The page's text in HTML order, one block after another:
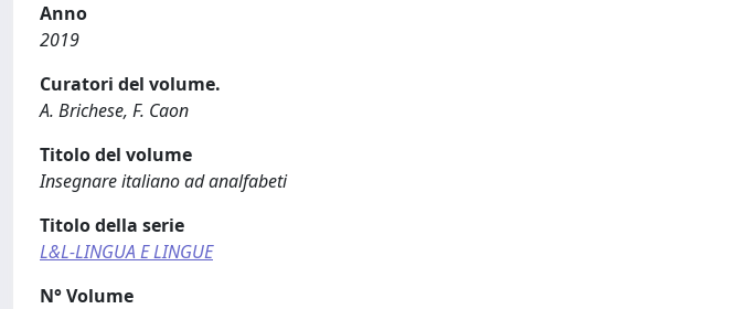
Anno
2019
Curatori del volume.
A. Brichese, F. Caon
Titolo del volume
Insegnare italiano ad analfabeti
Titolo della serie
L&L-LINGUA E LINGUE
N° Volume